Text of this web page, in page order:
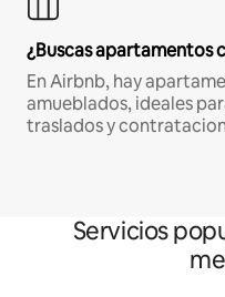
¿Buscas apartamentos
En Airbnb, hay
amueblados, ideales
traslados y
Servicios